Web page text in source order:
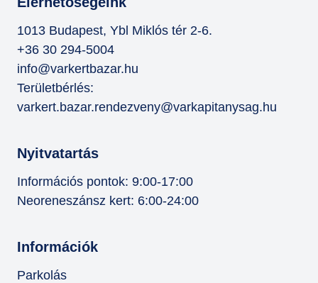
1013 Budapest, Ybl Miklós tér 2-6.
+36 30 294-5004
info@varkertbazar.hu
Területbérlés:
varkert.bazar.rendezveny@varkapitanysag.hu
Nyitvatartás
Információs pontok: 9:00-17:00
Neoreneszánsz kert: 6:00-24:00
Információk
Parkolás